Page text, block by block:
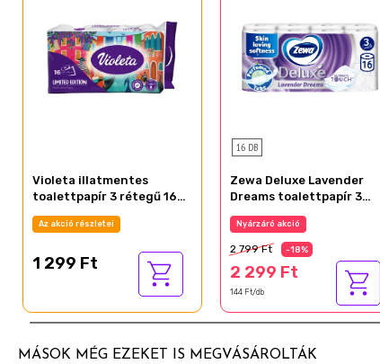
Violeta illatmentes
toalettpapír 3 rétegű 16
tekercs Limited Edition
Az akció részletei
1 299 Ft
16 DB
Zewa Deluxe Lavender
Dreams toalettpapír 3
rétegű 16 tekercs
Nyárzáró akció
2 799 Ft -18%
2 299 Ft
144 Ft/db
MÁSOK MÉG EZEKET IS MEGVÁSÁROLTÁK